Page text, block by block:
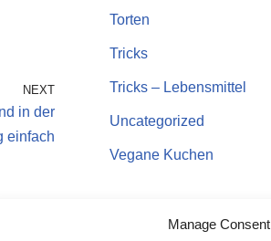
Manage Consent
NEXT
in der
einfach
Torten
Tricks
Tricks – Lebensmittel
Uncategorized
Vegane Kuchen